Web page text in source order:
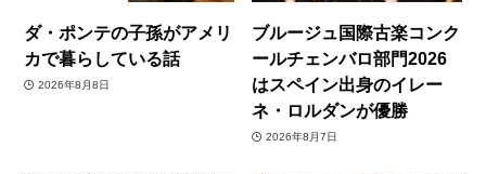
ダ・ポンテの子孫がアメリ
カで暮らしている話
2026年8月8日
ブルージュ国際古楽コンク
ールチェンバロ部門2026
はスペイン出身のイレー
ネ・ロルダンが優勝
2026年8月7日